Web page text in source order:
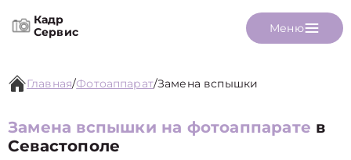
Кадр
Сервис
Меню
Главная/Фотоаппарат/Замена вспышки
Замена вспышки на фотоаппарате в
Севастополе